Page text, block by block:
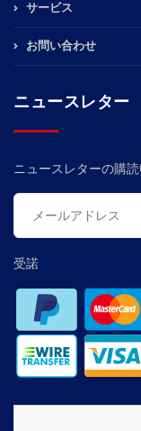
サービス
お問い合わせ
ニュースレター
ニュースレターの購
受諾